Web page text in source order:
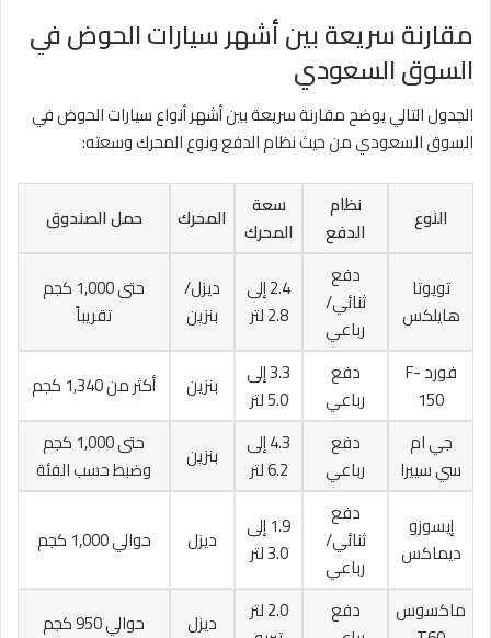
مقارنة سريعة بين أشهر سيارات الحوض في
السوق السعودي
الجدول التالي يوضح مقارنة سريعة بين أشهر أنواع سيارات الحوض في
السوق السعودي من حيث نظام الدفع ونوع المحرك وسعته:
النوع
نظام
الدفع
سعة
المحرك المحرك حمل الصندوق
تويوتا
هايلكس
دفع
ثنائي/
رباعي
2.4 إلى
2.8 لتر
ديزل/
بنزين
حتى 1,000 كجم
تقريباً
فورد F-
150
دفع
رباعي
3.3 إلى
5.0 لتر
بنزين
أكثر من 1,340 كجم
جي ام
سي سييرا
دفع
رباعي
4.3 إلى
6.2 لتر
بنزين
حتى 1,000 كجم
وضبط حسب الفئة
إيسوزو
ديماكس
دفع
ثنائي/
رباعي
1.9 إلى
3.0 لتر
ديزل حوالي 1,000 كجم
ماكسوس
دفع
2.0 لتر
ديزل حوالي 950 كجم